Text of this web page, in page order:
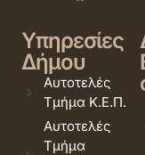
Υπηρεσίες
Δήμου
Αυτοτελές
Τμήμα Κ.Ε.Π.
Αυτοτελές
Τμήμα